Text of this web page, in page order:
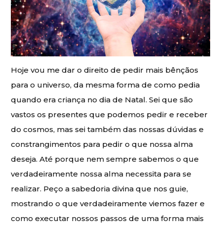
Hoje vou me dar o direito de pedir mais bênçãos
para o universo, da mesma forma de como pedia
quando era criança no dia de Natal. Sei que são
vastos os presentes que podemos pedir e receber
do cosmos, mas sei também das nossas dúvidas e
constrangimentos para pedir o que nossa alma
deseja. Até porque nem sempre sabemos o que
verdadeiramente nossa alma necessita para se
realizar. Peço a sabedoria divina que nos guie,
mostrando o que verdadeiramente viemos fazer e
como executar nossos passos de uma forma mais